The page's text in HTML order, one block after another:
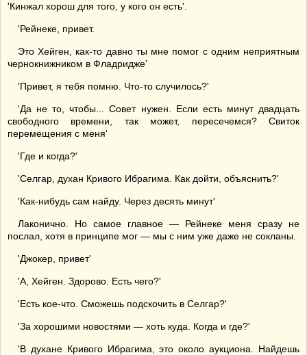
'Кинжал хорош для того, у кого он есть'.
'Рейнеке, привет.
Это Хейген, как-то давно ты мне помог с одним неприятным
чернокнижником в Фладридже'
'Привет, я тебя помню. Что-то случилось?'
'Да не то, чтобы... Совет нужен. Если есть минут двадцать
свободного времени, так может, пересечемся? Свиток
перемещения с меня'
'Где и когда?'
'Селгар, духан Кривого Ибрагима. Как дойти, объяснить?'
'Как-нибудь сам найду. Через десять минут'
Лаконично. Но самое главное — Рейнеке меня сразу не
послал, хотя в принципе мог — мы с ним уже даже не сокланы.
'Джокер, привет'
'А, Хейген. Здорово. Есть чего?'
'Есть кое-что. Сможешь подскочить в Селгар?'
'За хорошими новостями — хоть куда. Когда и где?'
'В духане Кривого Ибрагима, это около аукциона. Найдешь